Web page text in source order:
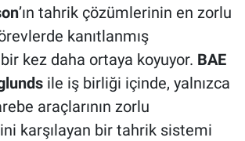
’ın tahrik çözümlerinin en zorlu
kanıtlanmış
kez daha ortaya koyuyor. BAE
ile iş birliği içinde, yalnızca
araçlarının zorlu
karşılayan bir tahrik sistemi